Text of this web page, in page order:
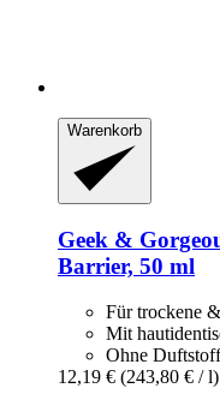
Warenkorb
Geek &
Barrier, 50 ml
Für trockene
Mit
Ohne
12,19 € (243,80 € / l)